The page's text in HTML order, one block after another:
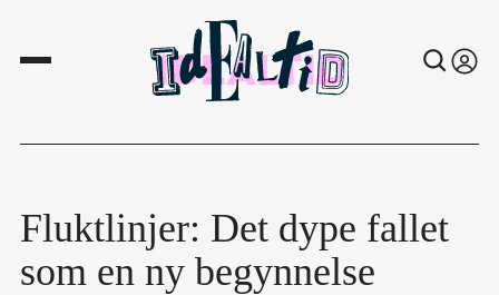
Fluktlinjer: Det dype fallet
som en ny begynnelse